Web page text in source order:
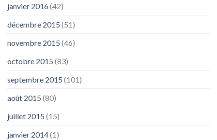
janvier 2016(42)
décembre 2015 (51)
novembre 2015 (46)
octobre 2015 (83)
septembre 2015 (101)
août 2015 (80)
juillet 2015 (15)
janvier 2014(1)